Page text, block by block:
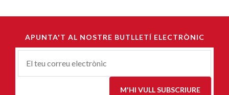
APUNTA'T AL NOSTRE BUTLLETÍ ELECTRÒNIC
Correu-
M'HI VULL SUBSCRIURE